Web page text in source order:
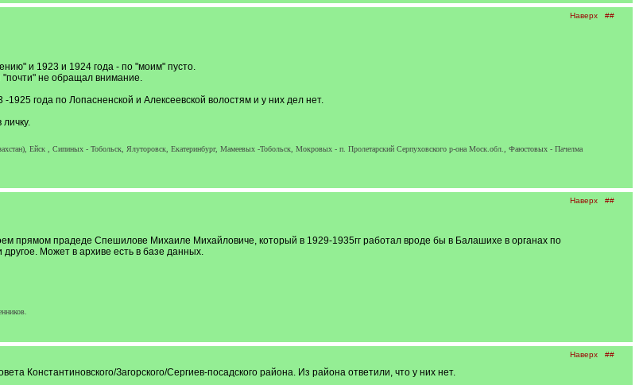
Наверх ##
и 1923 и 1924 года - по "моим" пусто.
не обращал внимание.
1925 года по Лопасненской и Алексеевской волостям и у них дел нет.
Ейск , Сипиных - Тобольск, Ялуторовск, Екатеринбург, Мамеевых -Тобольск, Мокровых - п. Пролетарский Серпуховского р-она Моск.обл., Фаюстовых - Пачелма
Наверх ##
прямом прадеде Спешилове Михаиле Михайловиче, который в 1929-1935гг работал вроде бы в Балашихе в органах по
Может в архиве есть в базе данных.
Наверх ##
Константиновского/Загорского/Сергиев-посадского района. Из района ответили, что у них нет.